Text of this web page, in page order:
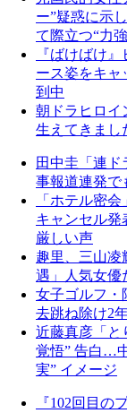
ー”疑惑に示
て際立つ“力
『ばけばけ
ース姿をキ
到中
朝ドラヒロ
生えてきまし
田中圭「連
事報道連発で
「ホテル密
キャンセル発
厳しい声
趣里、三山凌
遇」人気女優
女子ゴルフ・
去跳ね除け2
近藤真彦「と
覚悟” 告白…
実” イメージ
『102回目の